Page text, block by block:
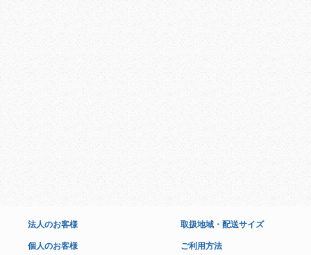
法人のお客様
個人のお客様
取扱地域・配送サイズ
ご利用方法